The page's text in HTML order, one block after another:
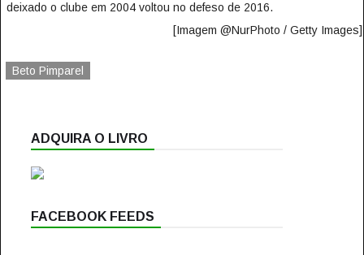
deixado o clube em 2004 voltou no defeso de 2016.
[Imagem @NurPhoto / Getty Images]
Beto Pimparel
ADQUIRA O LIVRO
FACEBOOK FEEDS